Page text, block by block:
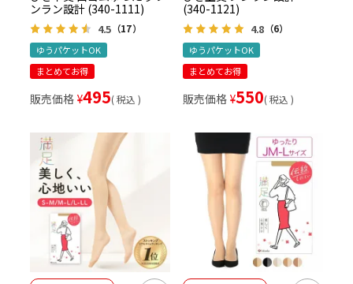
ンラン設計 (340-1111)
4.5 （17）
ゆうパケットOK
まとめてお得
販売価格 ¥495 税込
(340-1121)
4.8 （6）
ゆうパケットOK
まとめてお得
販売価格 ¥550 税込